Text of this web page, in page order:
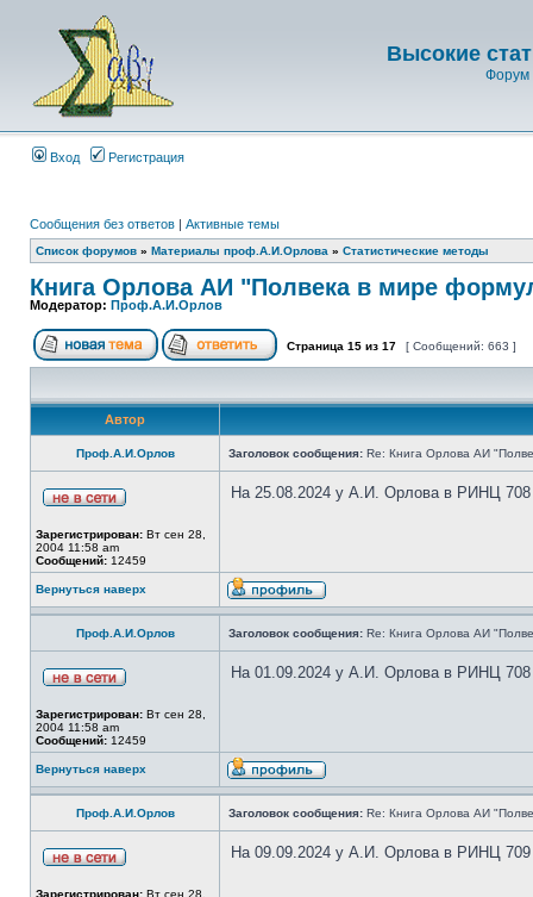
Высокие
Форум
Вход Регистрация
Сообщения без ответов | Активные темы
Список форумов » Материалы проф.А.И.Орлова » Статистические методы
Книга Орлова АИ "Полвека в мире
Модератор: Проф.А.И.Орлов
Страница 15 из 17 [ Сообщений: 663 ]
Автор
Проф.А.И.Орлов Заголовок сообщения: Re: Книга Орлова АИ
Зарегистрирован: Вт сен 28,
2004 11:58 am
Сообщений: 12459
На 25.08.2024 у А.И. Орлова в РИНЦ 708
Вернуться наверх
Проф.А.И.Орлов Заголовок сообщения: Re: Книга Орлова АИ
Зарегистрирован: Вт сен 28,
2004 11:58 am
Сообщений: 12459
На 01.09.2024 у А.И. Орлова в РИНЦ 708
Вернуться наверх
Проф.А.И.Орлов Заголовок сообщения: Re: Книга Орлова АИ
Зарегистрирован: Вт сен 28,
На 09.09.2024 у А.И. Орлова в РИНЦ 709